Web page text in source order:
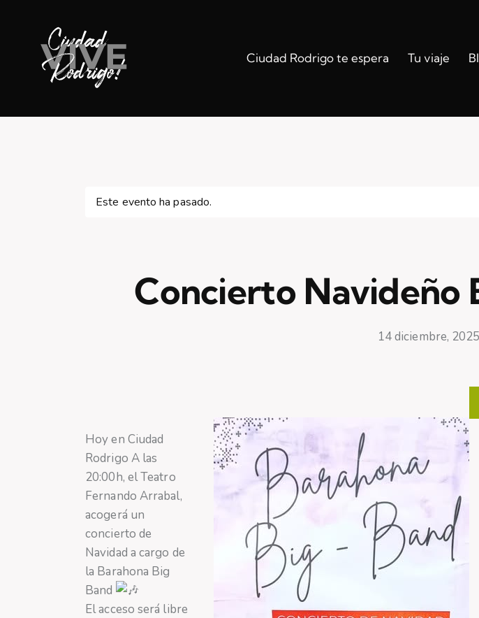
Ciudad Rodrigo te espera Tu viaje
Este evento ha pasado.
Concierto Navideño
14 diciembre,
Hoy en Ciudad
Rodrigo Alas
20:00h, el Teatro
Fernando Arrabal,
acogerá un
concierto de
Navidad a cargo de
la Barahona Big
Band
El acceso será libre